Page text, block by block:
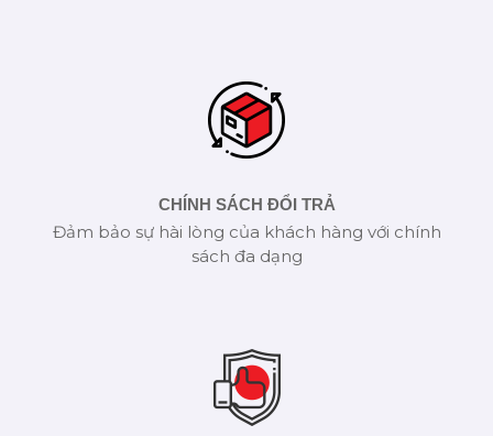
CHÍNH SÁCH ĐỔI TRẢ
Đảm bảo sự hài lòng của khách hàng với chính
sách đa dạng